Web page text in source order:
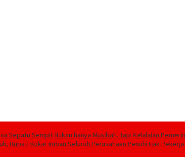
Sepatu Sempit Bukan hanya Musibah, tapi Kelalaian
Bupati Kukar Imbau Seluruh Perusahaan Penuhi Hak Pekerja